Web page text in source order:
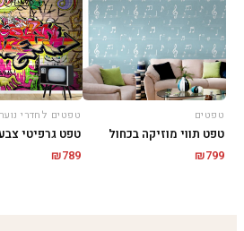
טפטים
טפט תווי מוזיקה בכחול
₪799
טפטים לחדרי נוער
טפט גרפיטי
₪789